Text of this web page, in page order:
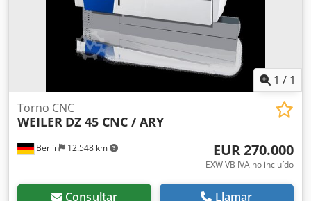
1 / 1
Berlin 12.548 km
Torno CNC
WEILER DZ 45 CNC / ARY
EUR 270.000
EXW VB IVA no incluído
Consultar Llamar